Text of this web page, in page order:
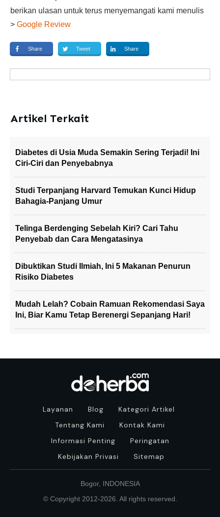
berikan ulasan untuk terus menyemangati kami menulis
> Google Review
Share Tweet Share
Artikel Terkait
Diabetes di Usia Muda Semakin Sering Terjadi! Ini
Ciri-Ciri dan Penyebabnya
Studi Terpanjang Harvard Temukan Kunci Hidup
Bahagia-Panjang Umur
Telinga Berdenging Sebelah Kiri? Cari Tahu
Penyebab dan Cara Mengatasinya
Dibuktikan Studi Ilmiah, Ini 5 Makanan Penurun
Risiko Diabetes
Mudah Lelah? Cobain Ramuan Rekomendasi Saya
Ini, Biar Kamu Tetap Berenergi Sepanjang Hari!
Layanan Blog
Kategori Artikel
Tentang Kami
Kontak Kami
Informasi Penting
Peringatan
Kebijakan Privasi
Sitemap
Bogor, INDONESIA
© Copyright 2012-2026. All rights reserved.